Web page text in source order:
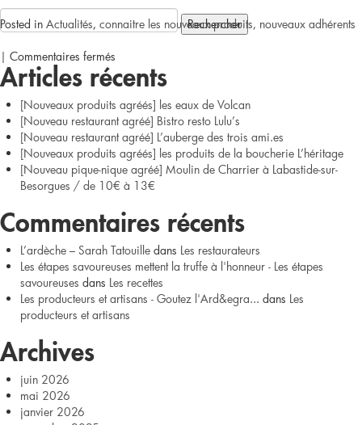
Posted in Actualités, connaitre les nouveaux produits, nouveaux adhérents
| Commentaires fermés
Du
riz
agréé
Goûtez
l’Ardèche
?
Rechercher :
Articles récents
[Nouveaux produits agréés] les eaux de Volcan
[Nouveau restaurant agréé] Bistro resto Lulu’s
[Nouveau restaurant agréé] L’auberge des trois ami.es
[Nouveaux produits agréés] les produits de la boucherie L’héritage
[Nouveau pique-nique agréé] Moulin de Charrier à Labastide-sur-
Besorgues / de 10€ à 13€
Commentaires récents
L’ardèche – Sarah Tatouille dans Les restaurateurs
Les étapes savoureuses mettent la truffe à l'honneur - Les étapes
savoureuses dans Les recettes
Les producteurs et artisans - Goutez l'Ard&egra... dans Les
producteurs et artisans
Archives
juin 2026
mai 2026
janvier 2026